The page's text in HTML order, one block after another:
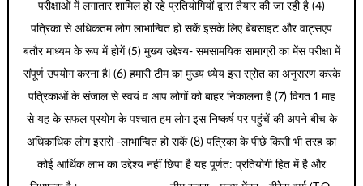
परीक्षाओं में लगातार शामिल हो रहे प्रतियोगियों द्वारा तैयार की जा रही है (4)
पत्रिका से अधिकतम लोग लाभान्वित हो सकें इसके लिए बेबसाइट और वाट्सएप
बतौर माध्यम के रूप में होगें (5) मुख्य उद्देश्य- समसामयिक सामाग्री का मेंस परीक्षा में
संपूर्ण उपयोग करना हैl (6) हमारी टीम का मुख्य ध्येय इस स्रोत का अनुसरण करके
पत्रिकाओं के संजाल से स्वयं व आप लोगों को बाहर निकालना है (7) विगत 1 माह
से यह के सफल प्रयोग के पश्चात हम लोग इस निष्कर्ष पर पहुंचें की अपने बीच के
अधिकाधिक लोग इससे -लाभान्वित हो सकें (8) पत्रिका के पीछे किसी भी तरह का
कोई आर्थिक लाभ का उद्देश्य नहीं छिपा है यह पूर्णत: प्रतियोगी हित में है और